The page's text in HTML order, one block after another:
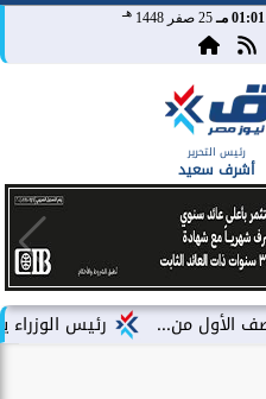
01:01 مـ 25 صفر 1448 هـ
رئيس التحرير
أشرف سعيد
رئيس الوزراء يتفقد